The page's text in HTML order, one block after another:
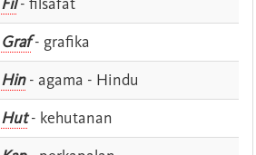
Graf- grafika
Hin- agama - Hindu
Hut- kehutanan